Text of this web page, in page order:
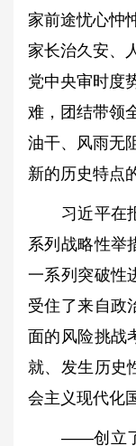
家前途忧心忡
家长治久安、
党中央审时度
难，团结带领
油干、风雨无
新的历史特点
习近平在报
系列战略性举
一系列突破性
受住了来自政
面的风险挑战
就、发生历史
会主义现代化
——创立了新